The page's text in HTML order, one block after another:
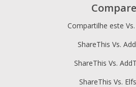
Compare
Compartilhe este
ShareThis Vs.
ShareThis Vs.
ShareThis Vs.